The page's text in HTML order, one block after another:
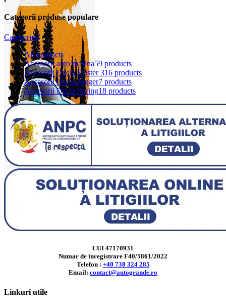
Categorii produse populare
Categories
Allproducts
Accesorii auto masina59 products
Accesorii Dacia Duster 316 products
Accesorii Dacia Jogger7 products
Accesorii Dacia Spring18 products
CUI 47170931
Numar de inregistrare F40/5861/2022
Telefon : +40 738 324 285
Email: contact@autogrande.ro
Linkuri utile